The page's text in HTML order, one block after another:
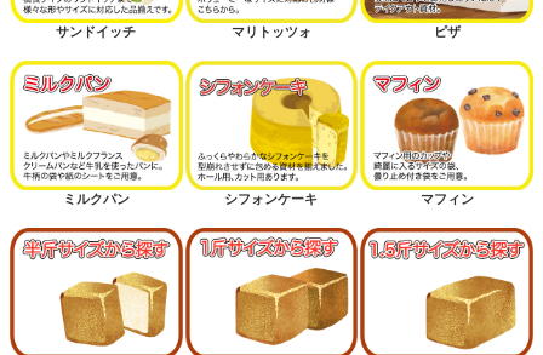
サンドイッチ マリトッツォ ピザ
ミルクパン シフォンケーキ マフィン